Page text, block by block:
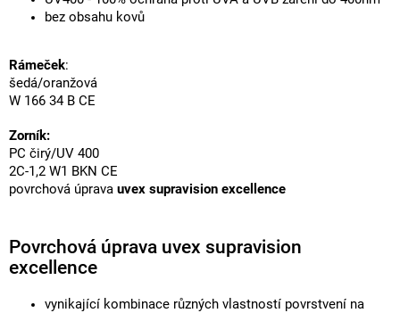
bez obsahu kovů
Rámeček:
šedá/oranžová
W 166 34 B CE
Zorník:
PC čirý/UV 400
2C-1,2 W1 BKN CE
povrchová úprava uvex supravision excellence
Povrchová úprava uvex supravision
excellence
vynikající kombinace různých vlastností povrstvení na